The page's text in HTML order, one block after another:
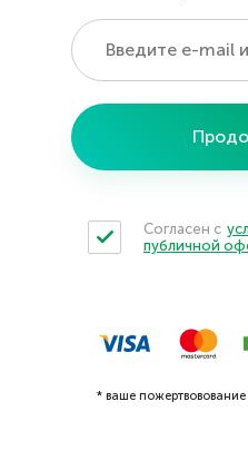
Согласен с
публичной
* ваше